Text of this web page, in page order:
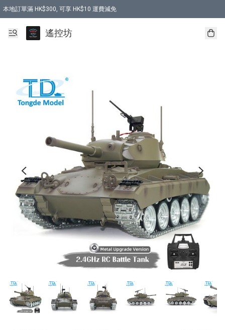
本地訂單滿 HK$300, 可享 HK$10 運費減免
購買 7.6V 6500mah 70C 電池 送 7.6V USB充電器
遙控坊